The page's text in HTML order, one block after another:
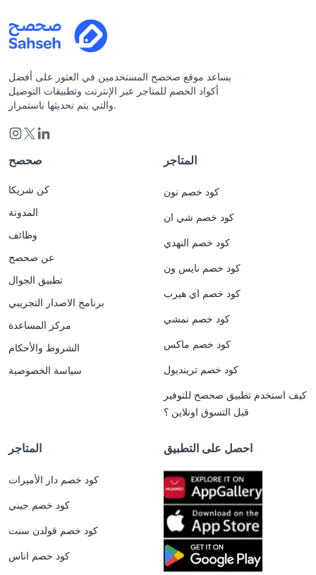
يساعد موقع صحصح المستخدمين في العثور على أفضل
أكواد الخصم للمتاجر عبر الإنترنت وتطبيقات التوصيل
والتي يتم تحديثها باستمرار.
صحصح
كن شريكا
المدونة
وظائف
عن صحصح
تطبيق الجوال
برنامج الاصدار التجريبي
مركز المساعدة
الشروط والأحكام
سياسة الخصوصية
المتاجر
كود خصم نون
كود خصم شي ان
كود خصم النهدي
كود خصم نايس ون
كود خصم اي هيرب
كود خصم نمشي
كود خصم ماكس
كود خصم ترينديول
كيف استخدم تطبيق صحصح للتوفير
قبل التسوق اونلاين ؟
المتاجر
كود خصم دار الأميرات
كود خصم جيني
كود خصم قولدن سنت
كود خصم اناس
احصل على التطبيق